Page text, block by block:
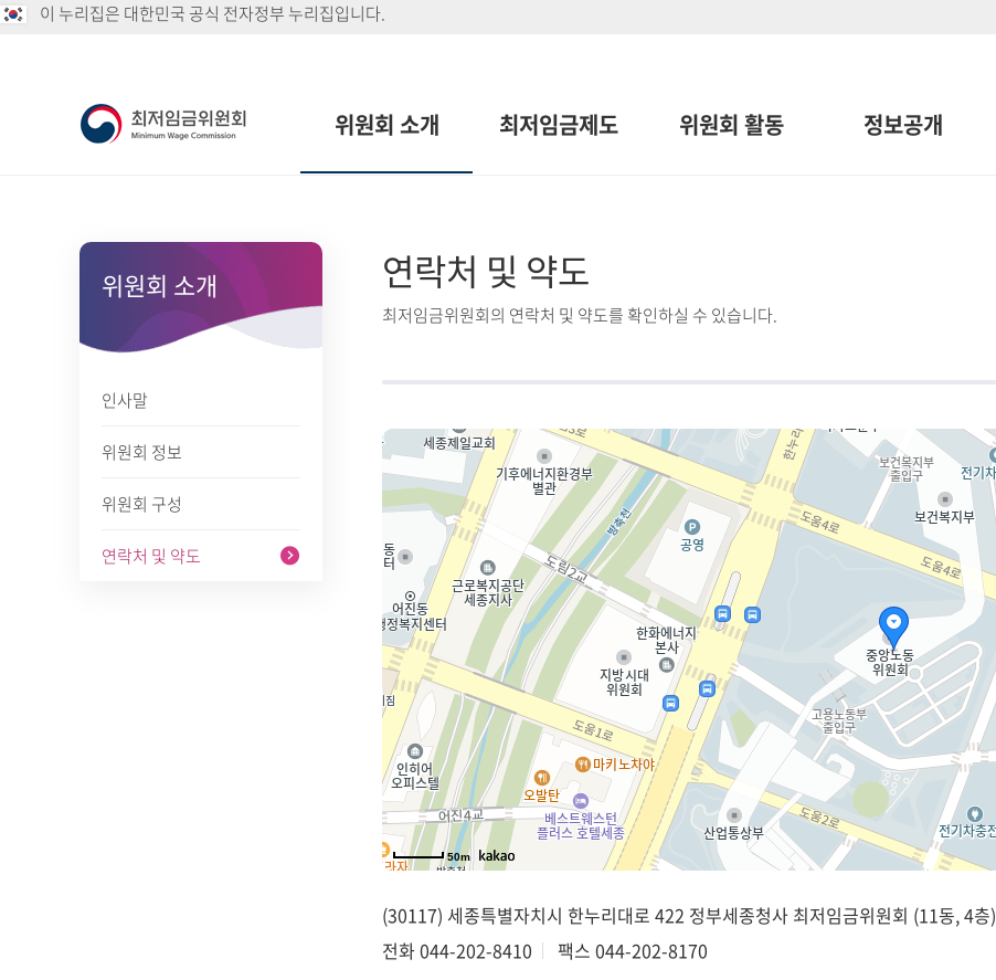
이 누리집은 대한민국 공식 전자정부 누리집입니다.
위원회 소개 최저임금제도 위원회 활동 정보공개
위원회 소개
인사말
위원회 정보
위원회 구성
연락처 및 약도
연락처 및 약도
최저임금위원회의 연락처 및 약도를 확인하실 수 있습니다.
50m
(30117) 세종특별자치시 한누리대로 422 정부세종청사 최저임금위원회 (11동, 4층)
전화044-202-8410 팩스 044-202-8170